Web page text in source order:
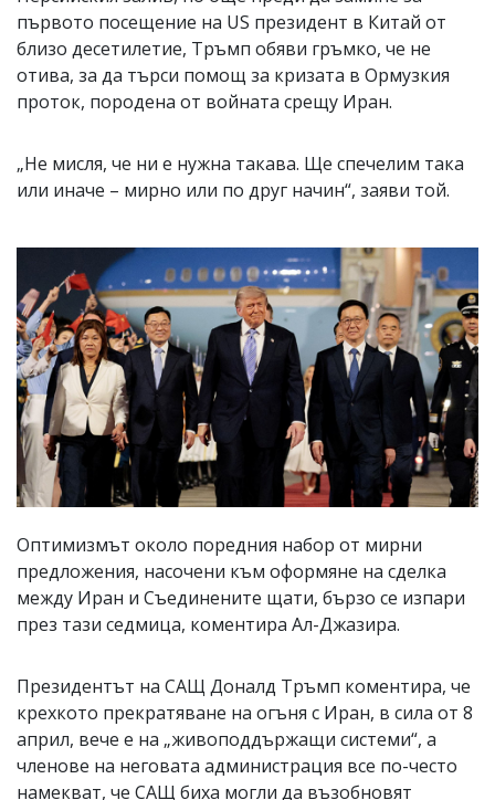
първото посещение на US президент в Китай от
близо десетилетие, Тръмп обяви гръмко, че не
отива, за да търси помощ за кризата в Ормузкия
проток, породена от войната срещу Иран.
„Не мисля, че ни е нужна такава. Ще спечелим така
или иначе – мирно или по друг начин“, заяви той.
Оптимизмът около поредния набор от мирни
предложения, насочени към оформяне на сделка
между Иран и Съединените щати, бързо се изпари
през тази седмица, коментира Ал-Джазира.
Президентът на САЩ Доналд Тръмп коментира, че
крехкото прекратяване на огъня с Иран, в сила от 8
април, вече е на „живоподдържащи системи“, а
членове на неговата администрация все по-често
намекват, че САЩ биха могли да възобновят